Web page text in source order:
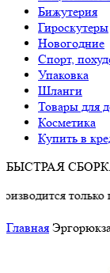
Бижутерия
Гироскутеры
Новогодние
Спорт,
Упаковка
Шланги
Товары для
Косметика
Купить в
БЫСТРАЯ
только
Главная